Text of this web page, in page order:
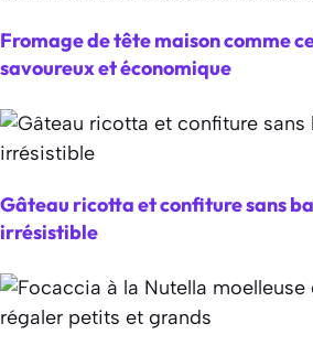
Fromage de tête maison comme
savoureux et économique
Gâteau ricotta et confiture sans
irrésistible